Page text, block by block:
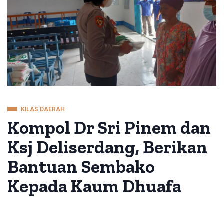
KILAS DAERAH
Kompol Dr Sri Pinem dan
Ksj Deliserdang, Berikan
Bantuan Sembako
Kepada Kaum Dhuafa